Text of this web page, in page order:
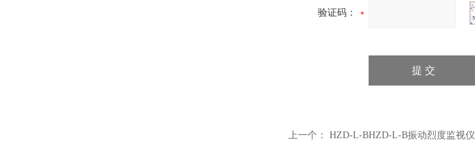
验证码：
上一个： HZD-L-BHZD-L-B振动烈度监视仪